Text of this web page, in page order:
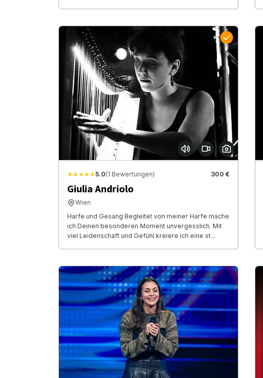
★★★★★5.0(1 Bewertungen) 300 €
Giulia Andriolo
Wien
Harfe und Gesang Begleitet von meiner Harfe mache
ich Deinen besonderen Moment unvergesslich. Mit
viel Leidenschaft und Gefühl kreiere ich eine st...